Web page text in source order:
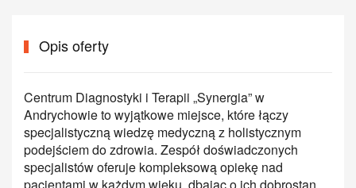
Opis oferty
Centrum Diagnostyki i Terapii „Synergia” w
Andrychowie to wyjątkowe miejsce, które łączy
specjalistyczną wiedzę medyczną z holistycznym
podejściem do zdrowia. Zespół doświadczonych
specjalistów oferuje kompleksową opiekę nad